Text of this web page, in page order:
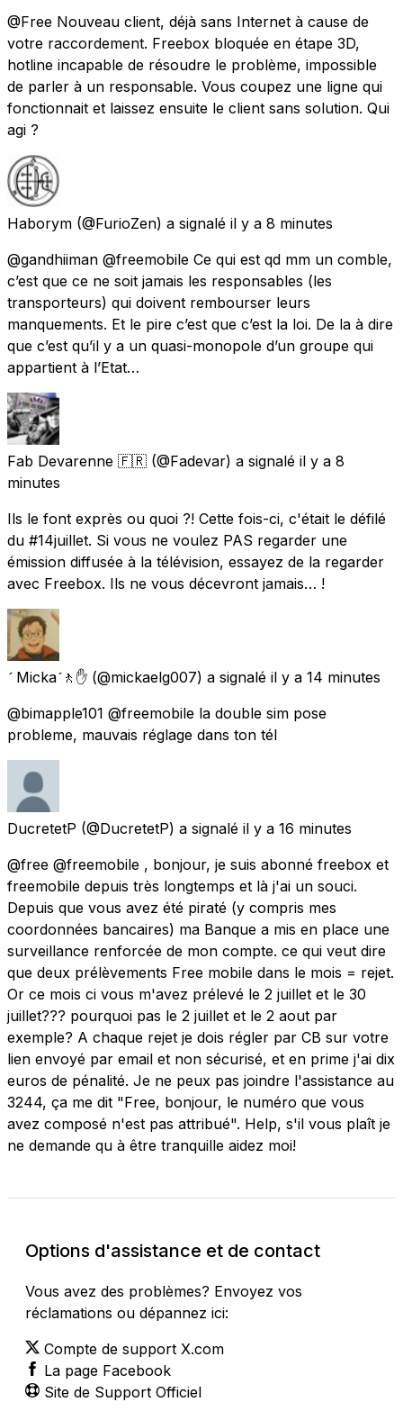
@Free Nouveau client, déjà sans Internet à cause de
votre raccordement. Freebox bloquée en étape 3D,
hotline incapable de résoudre le problème, impossible
de parler à un responsable. Vous coupez une ligne qui
fonctionnait et laissez ensuite le client sans solution. Qui
agi ?
Haborym (@FurioZen) a signalé il y a 8 minutes
@gandhiiman @freemobile Ce qui est qd mm un comble,
c’est que ce ne soit jamais les responsables (les
transporteurs) qui doivent rembourser leurs
manquements. Et le pire c’est que c’est la loi. De la à dire
que c’est qu’il y a un quasi-monopole d’un groupe qui
appartient à l’Etat…
Fab Devarenne 🇫🇷 (@Fadevar) a signalé il y a 8
minutes
Ils le font exprès ou quoi ?! Cette fois-ci, c'était le défilé
du #14juillet. Si vous ne voulez PAS regarder une
émission diffusée à la télévision, essayez de la regarder
avec Freebox. Ils ne vous décevront jamais… !
 Micka🚶✋ (@mickaelg007) a signalé il y a 14 minutes
@bimapple101 @freemobile la double sim pose
probleme, mauvais réglage dans ton tél
DucretetP (@DucretetP) a signalé il y a 16 minutes
@free @freemobile , bonjour, je suis abonné freebox et
freemobile depuis très longtemps et là j'ai un souci.
Depuis que vous avez été piraté (y compris mes
coordonnées bancaires) ma Banque a mis en place une
surveillance renforcée de mon compte. ce qui veut dire
que deux prélèvements Free mobile dans le mois = rejet.
Or ce mois ci vous m'avez prélevé le 2 juillet et le 30
juillet??? pourquoi pas le 2 juillet et le 2 aout par
exemple? A chaque rejet je dois régler par CB sur votre
lien envoyé par email et non sécurisé, et en prime j'ai dix
euros de pénalité. Je ne peux pas joindre l'assistance au
3244, ça me dit "Free, bonjour, le numéro que vous
avez composé n'est pas attribué". Help, s'il vous plaît je
ne demande qu à être tranquille aidez moi!
Options d'assistance et de contact
Vous avez des problèmes? Envoyez vos
réclamations ou dépannez ici:
Compte de support X.com
La page Facebook
Site de Support Officiel